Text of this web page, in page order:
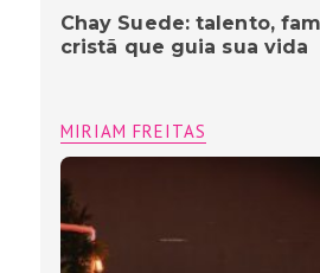
Chay Suede: talento,
cristã que guia sua vida
MIRIAM FREITAS